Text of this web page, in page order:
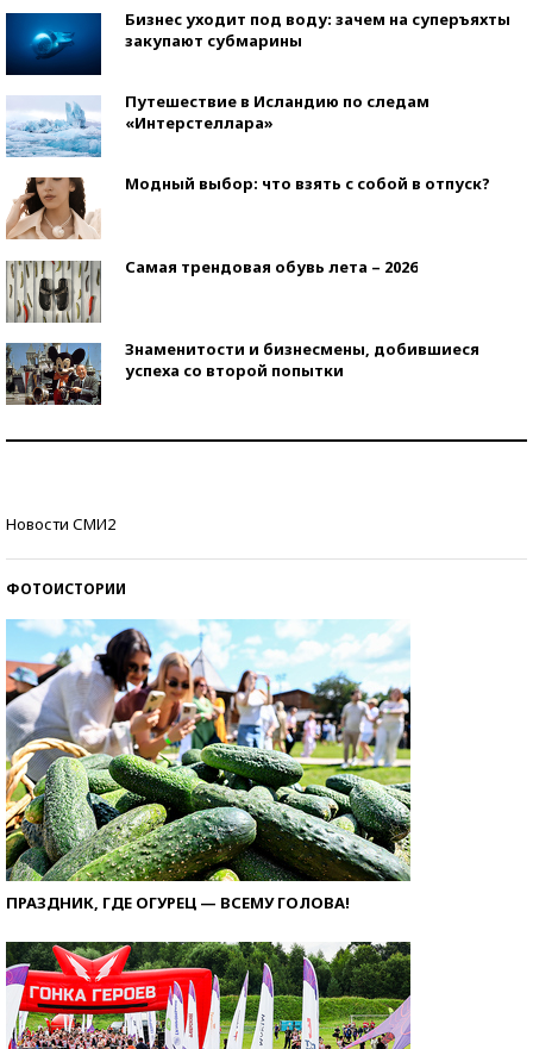
Бизнес уходит под воду: зачем на суперъяхты
закупают субмарины
Путешествие в Исландию по следам
«Интерстеллара»
Модный выбор: что взять с собой в отпуск?
Самая трендовая обувь лета – 2026
Знаменитости и бизнесмены, добившиеся
успеха со второй попытки
Новости СМИ2
ФОТОИСТОРИИ
ПРАЗДНИК, ГДЕ ОГУРЕЦ — ВСЕМУ ГОЛОВА!